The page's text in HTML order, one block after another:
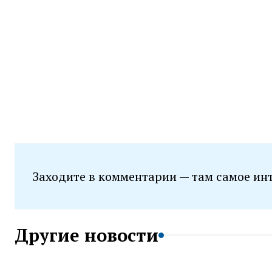
Заходите в комментарии — там самое
Другие новости